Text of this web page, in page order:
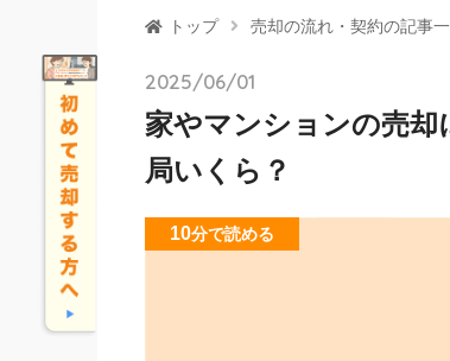
トップ 売却の流れ・契約の記事
2025/06/01
家やマンションの売却
局いくら？
10分で読める